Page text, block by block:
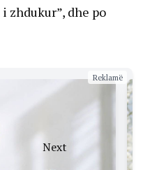
zhdukur”, dhe po
Reklamë
Next